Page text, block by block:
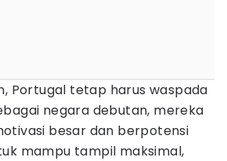
Portugal tetap harus waspada
negara debutan, mereka
besar dan berpotensi
mampu tampil maksimal,